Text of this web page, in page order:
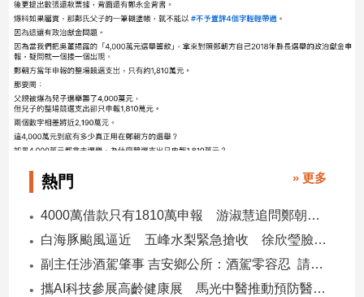
計
旅
遊/
美
食
星
座/
命
康/
親
熱門 » 更多
4000萬借款只有1810萬申報 游淑慧追問鄭朝方：2190萬差額去哪了
白海豚颱風逼近 五峰水梨緊急搶收 徐欣瑩臉書急呼「搶救五峰水梨」
副主任涉酒駕肇事 吉安鄉公所：酒駕零容忍 請辭獲准
攜AI科技參展高齡健康展 馬光中醫推動預防醫學迎接長壽新經濟